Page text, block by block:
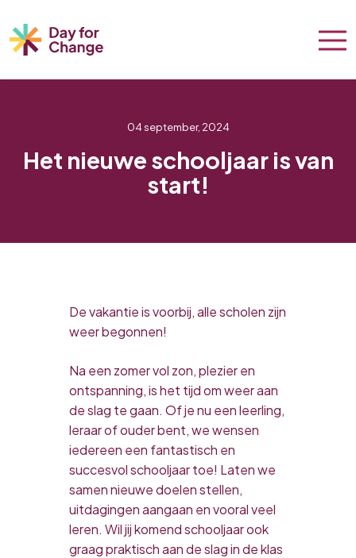
04 september, 2024
Het nieuwe schooljaar is van
start!
De vakantie is voorbij, alle scholen zijn
weer begonnen!
Na een zomer vol zon, plezier en
ontspanning, is het tijd om weer aan
de slag te gaan. Of je nu een leerling,
leraar of ouder bent, we wensen
iedereen een fantastisch en
succesvol schooljaar toe! Laten we
samen nieuwe doelen stellen,
uitdagingen aangaan en vooral veel
leren. Wil jij komend schooljaar ook
graag praktisch aan de slag in de klas